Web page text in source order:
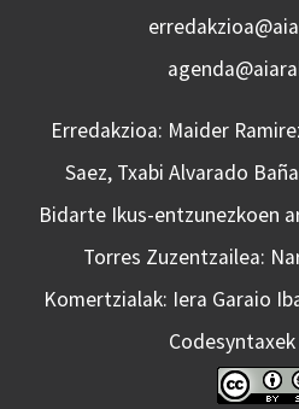
Erredakzioa: Maider
Saez, Txabi Alvarado
Bidarte Ikus-entzunezkoen
Torres Zuzentzailea:
Komertzialak: Iera Garaio